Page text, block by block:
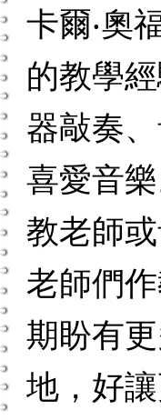
卡爾‧奧
的教學
器敲奏
喜愛音
教老師
老師們
期盼有
地，好